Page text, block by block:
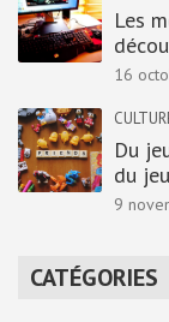
Les
16
Du
du
9
CATÉGORIES